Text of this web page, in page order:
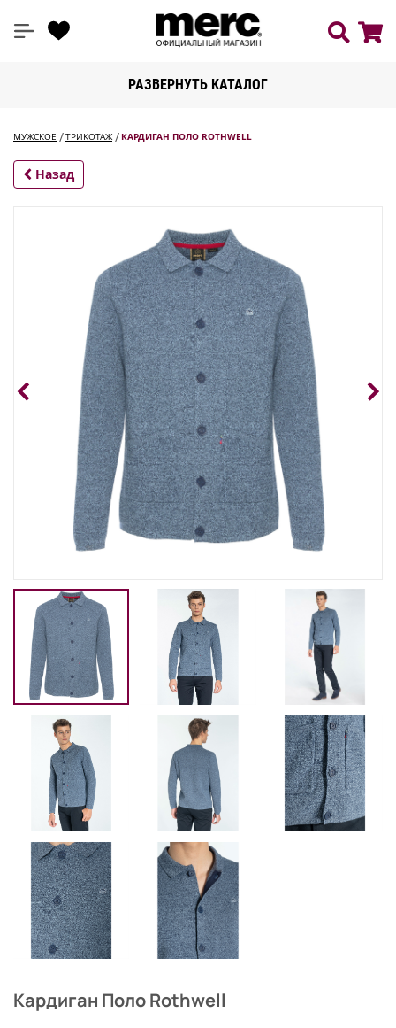
РАЗВЕРНУТЬ КАТАЛОГ
МУЖСКОЕ ТРИКОТАЖ КАРДИГАН ПОЛО ROTHWELL
Назад
Кардиган Поло Rothwell